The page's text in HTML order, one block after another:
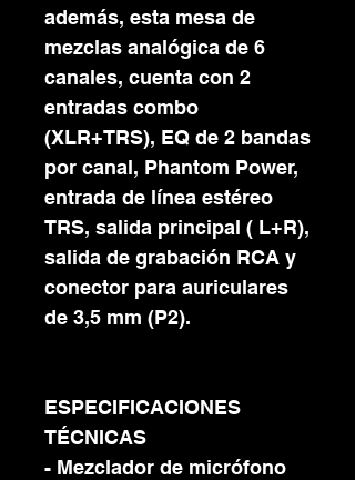
además, esta mesa de
mezclas analógica de 6
canales, cuenta con 2
entradas combo
(XLR+TRS), EQ de 2 bandas
por canal, Phantom Power,
entrada de línea estéreo
TRS, salida principal ( L+R),
salida de grabación RCA y
conector para auriculares
de 3,5 mm (P2).
ESPECIFICACIONES
TÉCNICAS
- Mezclador de micrófono